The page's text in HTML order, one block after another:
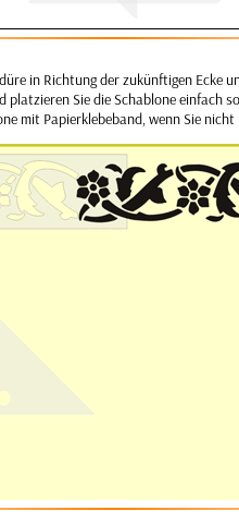
in Richtung der zukünftigen Ecke
Sie die Schablone einfach
mit Papierklebeband, wenn Sie